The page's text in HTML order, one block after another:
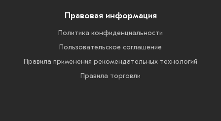
Правовая информация
Политика конфиденциальности
Пользовательское соглашение
Правила применения рекомендательных технологий
Правила торговли